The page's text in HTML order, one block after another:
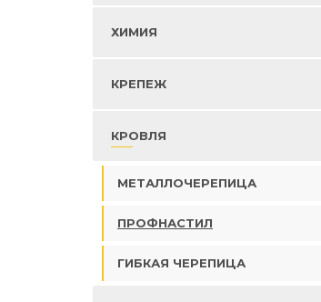
ХИМИЯ
КРЕПЕЖ
КРОВЛЯ
МЕТАЛЛОЧЕРЕПИЦА
ПРОФНАСТИЛ
ГИБКАЯ ЧЕРЕПИЦА